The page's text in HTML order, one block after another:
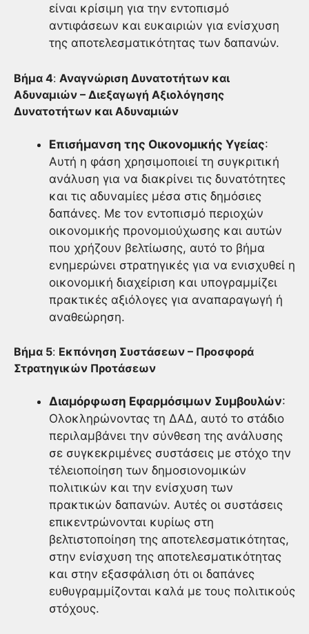
είναι κρίσιμη για την εντοπισμό
αντιφάσεων και ευκαιριών για ενίσχυση
της αποτελεσματικότητας των δαπανών.
Βήμα 4: Αναγνώριση Δυνατοτήτων και
Αδυναμιών – Διεξαγωγή Αξιολόγησης
Δυνατοτήτων και Αδυναμιών
Επισήμανση της Οικονομικής Υγείας:
Αυτή η φάση χρησιμοποιεί τη συγκριτική
ανάλυση για να διακρίνει τις δυνατότητες
και τις αδυναμίες μέσα στις δημόσιες
δαπάνες. Με τον εντοπισμό περιοχών
οικονομικής προνομιούχωσης και αυτών
που χρήζουν βελτίωσης, αυτό το βήμα
ενημερώνει στρατηγικές για να ενισχυθεί η
οικονομική διαχείριση και υπογραμμίζει
πρακτικές αξιόλογες για αναπαραγωγή ή
αναθεώρηση.
Βήμα 5: Εκπόνηση Συστάσεων – Προσφορά
Στρατηγικών Προτάσεων
Διαμόρφωση Εφαρμόσιμων Συμβουλών:
Ολοκληρώνοντας τη ΔΑΔ, αυτό το στάδιο
περιλαμβάνει την σύνθεση της ανάλυσης
σε συγκεκριμένες συστάσεις με στόχο την
τέλειοποίηση των δημοσιονομικών
πολιτικών και την ενίσχυση των
πρακτικών δαπανών. Αυτές οι συστάσεις
επικεντρώνονται κυρίως στη
βελτιστοποίηση της αποτελεσματικότητας,
στην ενίσχυση της αποτελεσματικότητας
και στην εξασφάλιση ότι οι δαπάνες
ευθυγραμμίζονται καλά με τους πολιτικούς
στόχους.